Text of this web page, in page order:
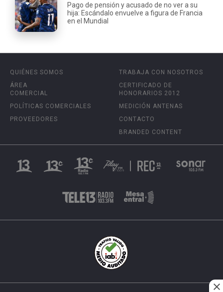
Pago de pensión y acusado de no ver a su
hija: Escándalo envuelve a figura de Francia
en el Mundial
QUIÉNES SOMOS
ÁREA
COMERCIAL
POLÍTICAS COMERCIALES
PROVEEDORES
TRABAJA CON NOSOTROS
CERTIFICADO DE
HONORARIOS 2012
MEDICIÓN ANTENAS
CONTACTO
BRANDED CONTENT